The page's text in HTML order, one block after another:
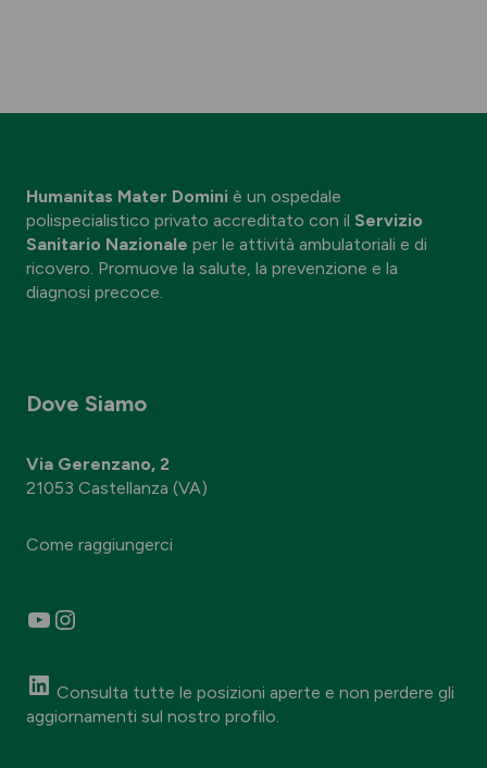
Humanitas Mater Domini è un ospedale
polispecialistico privato accreditato con il Servizio
Sanitario Nazionale per le attività ambulatoriali e di
ricovero. Promuove la salute, la prevenzione e la
diagnosi precoce.
Dove Siamo
Via Gerenzano, 2
21053 Castellanza (VA)
Come raggiungerci
YouTube
Instagram
Consulta tutte le posizioni aperte e non perdere gli
aggiornamenti sul nostro profilo.